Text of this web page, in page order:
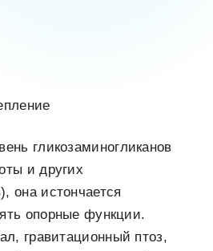
гликозаминогликанов
и других
она истончается
опорные функции.
гравитационный птоз,